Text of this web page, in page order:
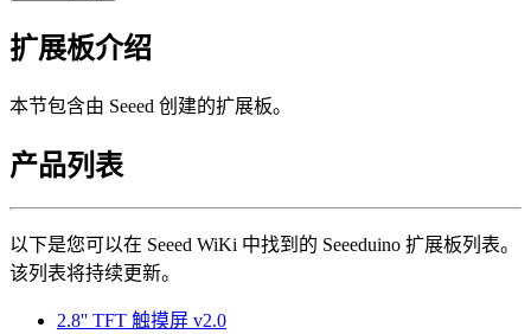
扩展板介绍
本节包含由 Seeed 创建的扩展板。
产品列表
以下是您可以在 Seeed WiKi 中找到的 Seeeduino 扩展板列表。
该列表将持续更新。
2.8'' TFT 触摸屏 v2.0